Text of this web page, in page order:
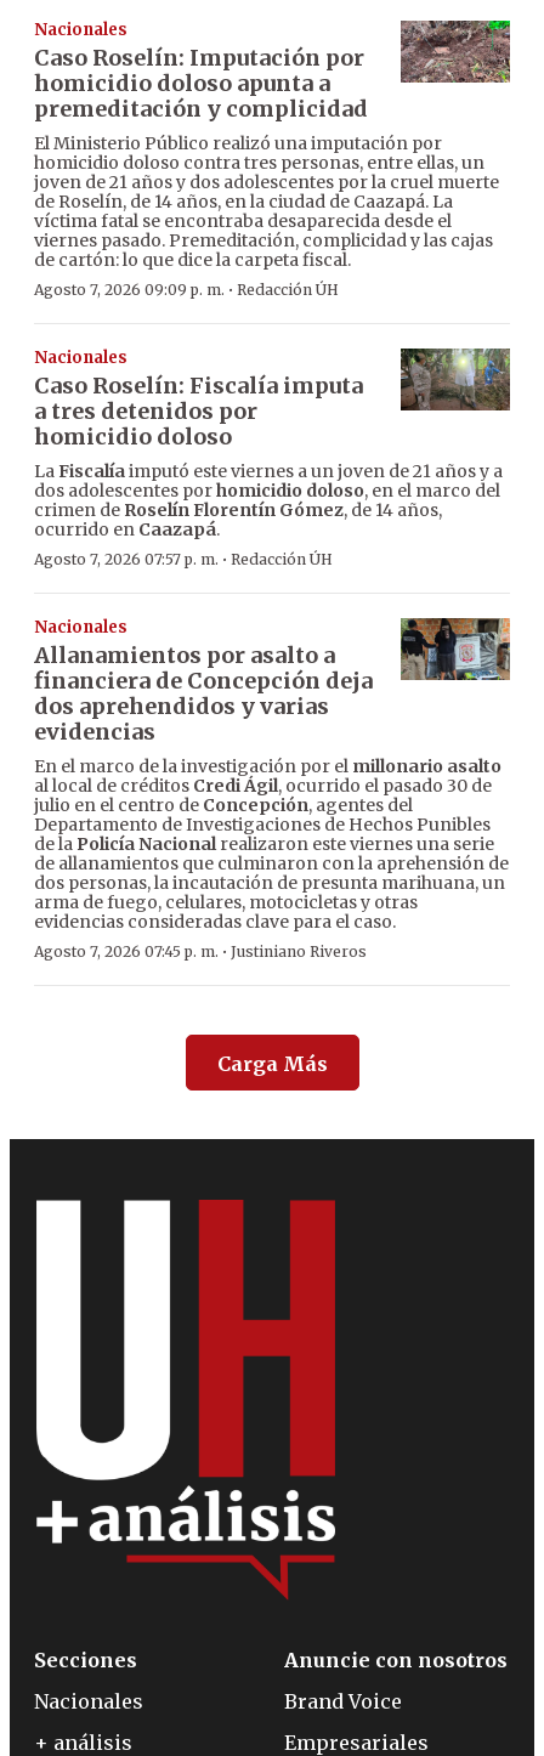
Nacionales
Caso Roselín: Imputación por
homicidio doloso apunta a
premeditación y complicidad
El Ministerio Público realizó una imputación por
homicidio doloso contra tres personas, entre ellas, un
joven de 21 años y dos adolescentes por la cruel muerte
de Roselín, de 14 años, en la ciudad de Caazapá. La
víctima fatal se encontraba desaparecida desde el
viernes pasado. Premeditación, complicidad y las cajas
de cartón: lo que dice la carpeta fiscal.
Agosto 7, 2026 09:09 p. m. · Redacción ÚH
Nacionales
Caso Roselín: Fiscalía imputa
a tres detenidos por
homicidio doloso
LaFiscalíaimputó este viernes a un joven de 21 años y a
dos adolescentes porhomicidio doloso, en el marco del
crimen de Roselín Florentín Gómez, de 14 años,
ocurrido en Caazapá.
Agosto 7, 2026 07:57 p. m. · Redacción ÚH
Nacionales
Allanamientos por asalto a
financiera de Concepción deja
dos aprehendidos y varias
evidencias
En el marco de la investigación por el millonario asalto
al local de créditos Credi Ágil, ocurrido el pasado 30 de
julio en el centro de Concepción, agentes del
Departamento de Investigaciones de Hechos Punibles
de la Policía Nacionalrealizaron este viernes una serie
de allanamientos que culminaron con la aprehensión de
dos personas, la incautación de presunta marihuana, un
arma de fuego, celulares, motocicletas y otras
evidencias consideradas clave para el caso.
Agosto 7, 2026 07:45 p. m. · Justiniano Riveros
Carga Más
Secciones
Nacionales
+ análisis
Anuncie con nosotros
Brand Voice
Empresariales